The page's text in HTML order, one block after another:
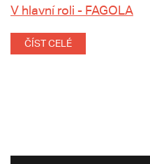
V hlavní roli - FAGOLA
ČÍST CELÉ